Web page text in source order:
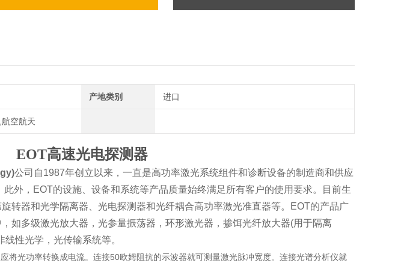
产地类别 进口
空航天
EOT高速光电探测器
公司自1987年创立以来，一直是高功率激光系统组件和诊断设备的制造商和供应
外，EOT的设施、设备和系统等产品质量始终满足所有客户的使用要求。目前生
转器和光学隔离器、光电探测器和光纤耦合高功率激光准直器等。EOT的产品广
如多级激光放大器，光参量振荡器，环形激光器，掺饵光纤放大器(用于隔离
性光学，光传输系统等。
将光功率转换成电流。连接50欧姆阻抗的示波器就可测量激光脉冲宽度。连接光谱分析仪就